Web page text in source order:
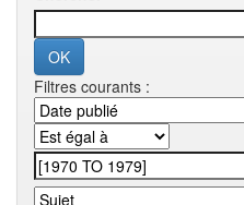
Filtres courants :